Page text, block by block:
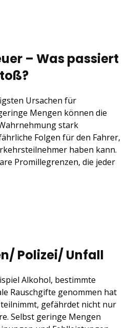
– Was passiert
Ursachen für
Mengen können die
stark
Folgen für den Fahrer,
haben kann.
Promillegrenzen, die jeder
Polizei/ Unfall
Alkohol, bestimmte
Rauschgifte genommen hat
gefährdet nicht nur
Selbst geringe Mengen